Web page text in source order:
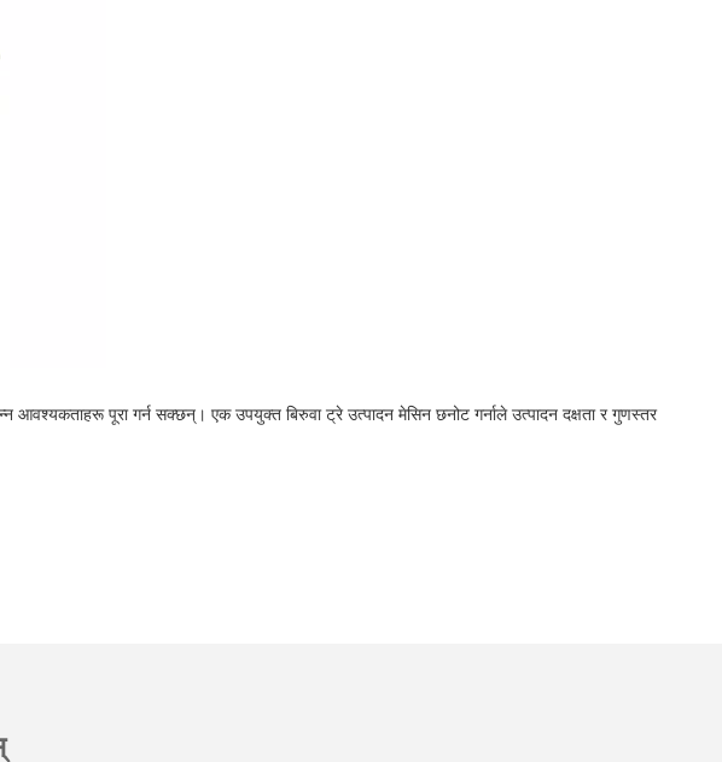
आवश्यकताहरू पूरा गर्न सक्छन्। एक उपयुक्त बिरुवा ट्रे उत्पादन मेसिन छनोट गर्नाले उत्पादन दक्षता र गुणस्तर